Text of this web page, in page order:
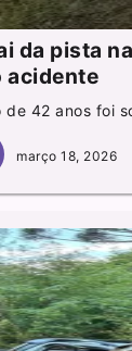
da pista
acidente
de 42 anos foi
março 18, 2026